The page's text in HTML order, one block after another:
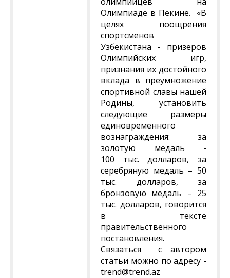
Олимпиаде в Пекине. «В
целях поощрения
спортсменов
Узбекистана - призеров
Олимпийских игр,
признания их достойного
вклада в преумножение
спортивной славы нашей
Родины, установить
следующие размеры
единовременного
вознаграждения: за
золотую медаль -
100 тыс. долларов, за
серебряную медаль – 50
тыс. долларов, за
бронзовую медаль – 25
тыс. долларов, говорится
в тексте
правительственного
постановления.
Связаться с автором
статьи можно по адресу -
trend@trend.az